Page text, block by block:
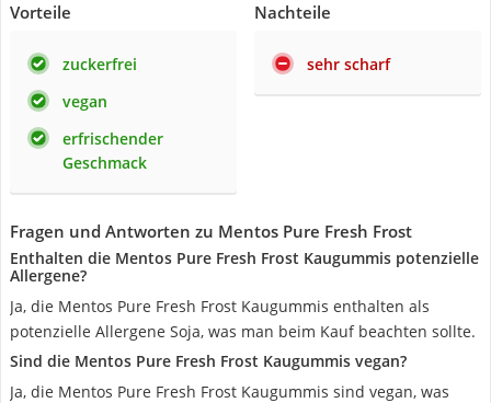
Vorteile
zuckerfrei
vegan
erfrischender
Geschmack
Nachteile
sehr scharf
Fragen und Antworten zu Mentos Pure Fresh Frost
Enthalten die Mentos Pure Fresh Frost Kaugummis potenzielle
Allergene?
Ja, die Mentos Pure Fresh Frost Kaugummis enthalten als
potenzielle Allergene Soja, was man beim Kauf beachten sollte.
Sind die Mentos Pure Fresh Frost Kaugummis vegan?
Ja, die Mentos Pure Fresh Frost Kaugummis sind vegan, was